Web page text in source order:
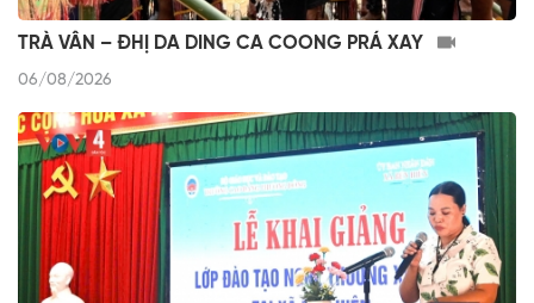
TRÀ VÂN – ĐHỊ DA DING CA COONG PRÁ XAY
06/08/2026